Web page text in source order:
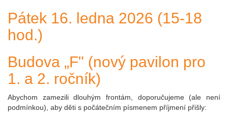
Pátek 16. ledna 2026 (15-18
hod.)
Budova „F" (nový pavilon pro
1. a 2. ročník)
Abychom zamezili dlouhým frontám, doporučujeme (ale není
podmínkou), aby děti s počátečním písmenem příjmení přišly: